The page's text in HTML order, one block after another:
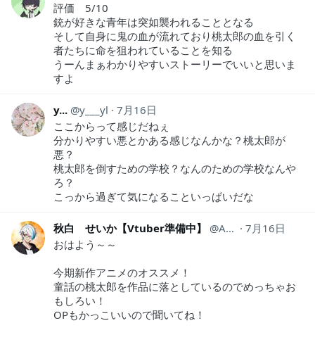
評価 5/10
銃が好きな青年は突如襲われることとなる
そして自身に鬼の血が流れており桃太郎の血を引く
者たちに命を狙われていることを知る
うーんまぁわかりやすいストーリーでいいと思いま
すよ
y... y___yl
7月16日
ここからって感じだねぇ
分かりやすい悪とかある感じなんかな？桃太郎が
悪？
桃太郎を倒すための学校？なんのための学校なんや
ろ？
こっから過ぎて気になることいっぱいだな
秋白 せいか【Vtuber準備中】 Akishiro1105
7月16日
おはよう～～
今期新作アニメのオススメ！
童話の桃太郎を作品に落としているのでめっちゃお
もしろい！
OPもかっこいいので聞いてね！